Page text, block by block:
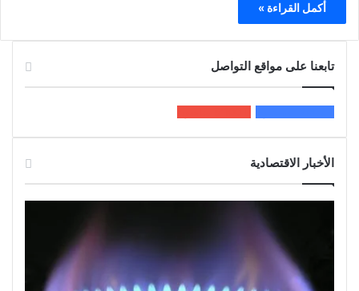
أكمل القراءة »
تابعنا على مواقع التواصل
الأخبار الاقتصادية